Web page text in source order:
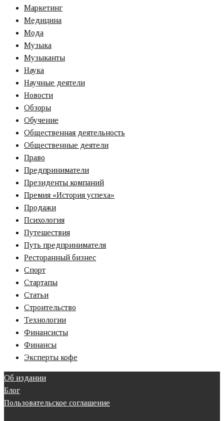
Маркетинг
Медицина
Мода
Музыка
Музыканты
Наука
Научные деятели
Новости
Обзоры
Обучение
Общественная деятельность
Общественные деятели
Право
Предприниматели
Президенты компаний
Премия «‎История успеха»‎
Продажи
Психология
Путешествия
Путь предпринимателя
Ресторанный бизнес
Спорт
Стартапы
Статьи
Строительство
Технологии
Финансисты
Финансы
Эксперты кофе
Об издании
Блог
Пользовательское соглашение